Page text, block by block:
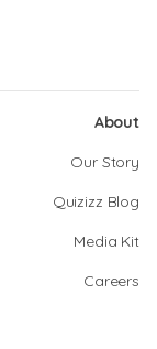
About
Our Story
Quizizz Blog
Media Kit
Careers